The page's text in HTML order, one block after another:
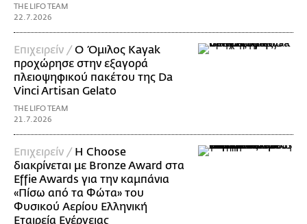
THE LIFO TEAM
22.7.2026
Επιχειρείν /Ο Όμιλος Kayak
προχώρησε στην εξαγορά
πλειοψηφικού πακέτου της Da
Vinci Artisan Gelato
THE LIFO TEAM
21.7.2026
Επιχειρείν / Η Choose
διακρίνεται με Bronze Award στα
Effie Awards για την καμπάνια
«Πίσω από τα Φώτα» του
Φυσικού Αερίου Ελληνική
Εταιρεία Ενέργειας